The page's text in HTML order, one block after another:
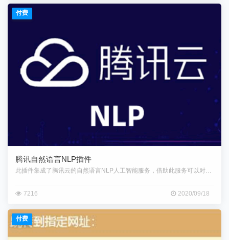
付费
腾讯自然语言NLP插件
此插件集成了腾讯云的自然语言NLP人工智能服务，借助此服务可以对文章的
7216 2020/09/18
付费